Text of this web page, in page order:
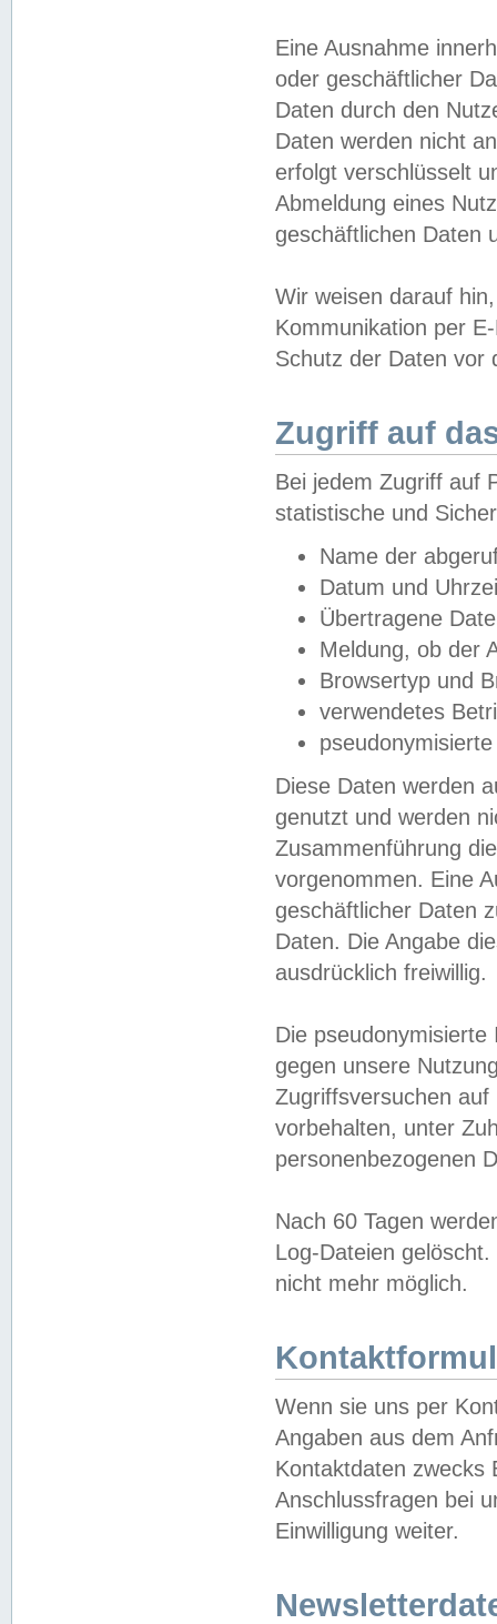
Eine Ausnahme
oder geschäftlicher
Daten durch den
Daten werden nicht
erfolgt verschlüsselt
Abmeldung eines
geschäftlichen Daten
Wir weisen darauf
Kommunikation per
Schutz der Daten vor
Zugriff auf
Bei jedem Zugriff auf
statistische und
Name der
Datum und
Übertragene
Meldung, ob der
Browsertyp und
verwendetes
Diese Daten werden
genutzt und werden
Zusammenführung
vorgenommen. Eine
geschäftlicher Daten
Daten. Die Angabe
ausdrücklich freiwillig.
Die
gegen unsere
Zugriffsversuchen
vorbehalten, unter
personenbezogenen
Nach 60 Tagen
Log-Dateien
nicht mehr möglich.
Wenn sie uns per
Angaben aus dem
Kontaktdaten zwecks
Anschlussfragen bei
Einwilligung weiter.